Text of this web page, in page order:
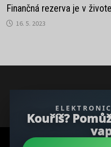
Finančná rezerva je v
16. 5. 2023
Kouříš?